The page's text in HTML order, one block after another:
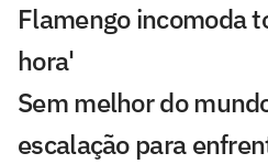
Flamengo incomoda
hora'
Sem melhor do
escalação para